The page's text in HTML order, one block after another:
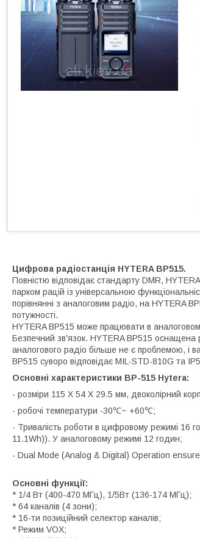
Цифрова радіостанція HYTERA BP515.
Повністю відповідає стандарту DMR,
парком рацій із універсальною
порівнянні з аналоговим радіо, на HYTERA
потужності.
HYTERA BP515 може працювати в
Безпечний зв'язок. HYTERA BP515
аналогового радіо більше не є проблемою, і
BP515 суворо відповідає MIL-STD-810G та
Основні характеристики BP-515 Hytera:
- розміри 115 X 54 X 29.5 мм, двоколірний
- робочі температури -30℃~ +60℃;
- Тривалість роботи в цифровому режимі 16
11.1Wh)). У аналоговому режимі 12 годин;
- Dual Mode (Analog & Digital) Operation
Основні функції:
* 1/4 Вт (400-470 МГц), 1/5Вт (136-174 МГц);
* 64 каналів (4 зони);
* 16-ти позиційний селектор каналів;
* Режим VOX;